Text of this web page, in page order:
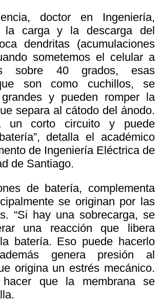
doctor en Ingeniería,
la carga y la descarga del
dendritas (acumulaciones
sometemos el celular a
sobre 40 grados, esas
son como cuchillos, se
y pueden romper la
separa al cátodo del ánodo.
un corto circuito y puede
detalla el académico
de Ingeniería Eléctrica de
de Santiago.
de batería, complementa
se originan por las
“Si hay una sobrecarga, se
una reacción que libera
batería. Eso puede hacerlo
genera presión al
origina un estrés mecánico.
que la membrana se